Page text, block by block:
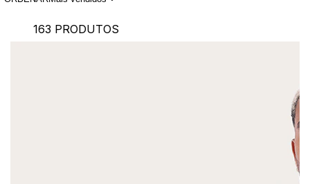
163 PRODUTOS